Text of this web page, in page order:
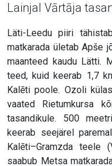
Lainjal Vārtāja
Läti-Leedu piiri
matkarada ületab Apše
maanteed kaudu Lätti.
teed, kuid keerab 1,7
Kalēti poole. Ozoli
vaated Rietumkursa
tasandikule. 500
keerab seejärel
Kalēti–Gramzda teele
saabub Metsa